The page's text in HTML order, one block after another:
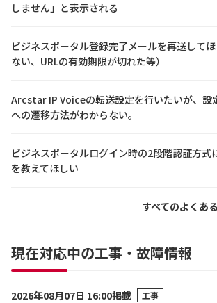
しません」と表示される
ビジネスポータル登録完了メールを再送して
ない、URLの有効期限が切れた等）
Arcstar IP Voiceの転送設定を行いたいが、設
への遷移方法がわからない。
ビジネスポータルログイン時の2段階認証方式
を教えてほしい
すべてのよくあ
現在対応中の工事・故障情報
2026年08月07日 16:00掲載 工事